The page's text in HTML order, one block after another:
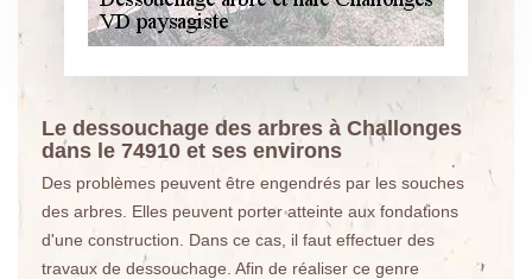
Le dessouchage des arbres à Challonges
dans le 74910 et ses environs
Des problèmes peuvent être engendrés par les souches
des arbres. Elles peuvent porter atteinte aux fondations
d'une construction. Dans ce cas, il faut effectuer des
travaux de dessouchage. Afin de réaliser ce genre